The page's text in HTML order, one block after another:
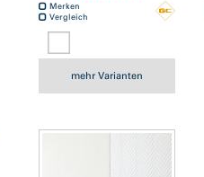
Merken
Vergleich
mehr Varianten